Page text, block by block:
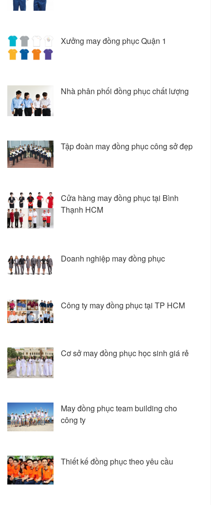
Xưởng may đồng phục Quận 1
Nhà phân phối đồng phục chất lượng
Tập đoàn may đồng phục công sở đẹp
Cửa hàng may đồng phục tại Bình
Thạnh HCM
Doanh nghiệp may đồng phục
Công ty may đồng phục tại TP HCM
Cơ sở may đồng phục học sinh giá rẻ
May đồng phục team building cho
công ty
Thiết kế đồng phục theo yêu cầu